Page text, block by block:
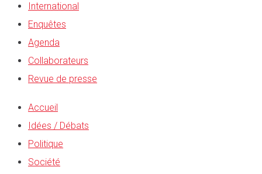
International
Enquêtes
Agenda
Collaborateurs
Revue de presse
Accueil
Idées / Débats
Politique
Société